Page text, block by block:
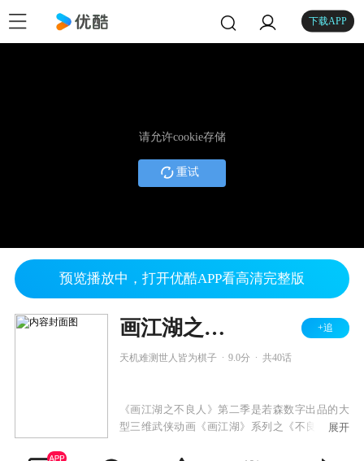
下载APP
请允许cookie存储
重试
预览播放中，打开优酷APP看高清完整版
画江湖之不良人 第二季 +追
天机难测世人皆为棋子 9.0分 共40话
《画江湖之不良人》第二季是若森数字出品的大
型三维武侠动画《画江湖》系列之《不良人》的
展开